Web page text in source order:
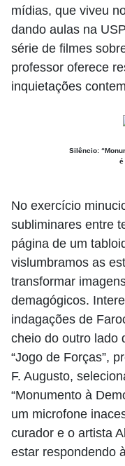
mídias, que viveu
dando aulas na
série de filmes
professor oferece
inquietações
Silêncio:
é
No exercício
subliminares entre
página de um
vislumbramos as
transformar
demagógicos.
indagações de
cheio do outro lado
“Jogo de Forças”,
F. Augusto,
“Monumento à
um microfone
curador e o artista
estar respondendo